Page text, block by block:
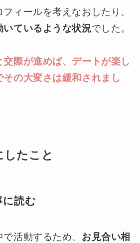
ィールを考えなおしたり、
いているような状況でした。
際が進めば、デートが楽し
その大変さは緩和されまし
したこと
読む
活動するため、 お見合い相